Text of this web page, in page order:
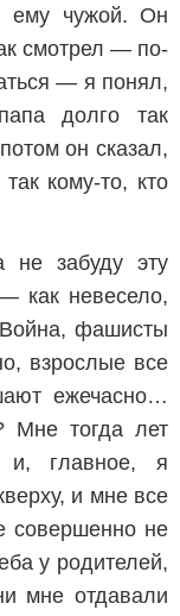
ему чужой. Он
смотрел — по-
— я понял,
долго так
он сказал,
кому-то, кто
не забуду эту
как невесело,
фашисты
взрослые все
ежечасно…
Мне тогда лет
и, главное, я
и мне все
совершенно не
у родителей,
мне отдавали